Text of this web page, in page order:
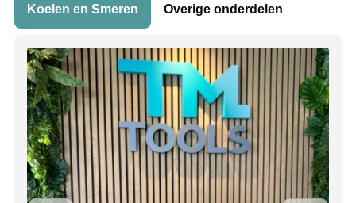
Koelen en Smeren Overige onderdelen